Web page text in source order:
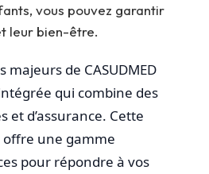
vous pouvez garantir
leur bien-être.
majeurs de CASUDMED
qui combine des
et d’assurance. Cette
offre une gamme
pour répondre à vos